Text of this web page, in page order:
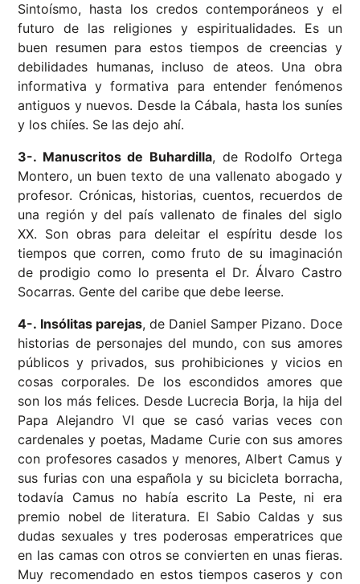
Sintoísmo, hasta los credos contemporáneos y el
futuro de las religiones y espiritualidades. Es un
buen resumen para estos tiempos de creencias y
debilidades humanas, incluso de ateos. Una obra
informativa y formativa para entender fenómenos
antiguos y nuevos. Desde la Cábala, hasta los suníes
y los chiíes. Se las dejo ahí.
3-. Manuscritos de Buhardilla, de Rodolfo Ortega
Montero, un buen texto de una vallenato abogado y
profesor. Crónicas, historias, cuentos, recuerdos de
una región y del país vallenato de finales del siglo
XX. Son obras para deleitar el espíritu desde los
tiempos que corren, como fruto de su imaginación
de prodigio como lo presenta el Dr. Álvaro Castro
Socarras. Gente del caribe que debe leerse.
4-. Insólitas parejas, de Daniel Samper Pizano. Doce
historias de personajes del mundo, con sus amores
públicos y privados, sus prohibiciones y vicios en
cosas corporales. De los escondidos amores que
son los más felices. Desde Lucrecia Borja, la hija del
Papa Alejandro VI que se casó varias veces con
cardenales y poetas, Madame Curie con sus amores
con profesores casados y menores, Albert Camus y
sus furias con una española y su bicicleta borracha,
todavía Camus no había escrito La Peste, ni era
premio nobel de literatura. El Sabio Caldas y sus
dudas sexuales y tres poderosas emperatrices que
en las camas con otros se convierten en unas fieras.
Muy recomendado en estos tiempos caseros y con